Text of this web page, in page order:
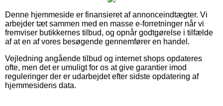
Denne hjemmeside er finansieret af annonceindtægter. Vi
arbejder tæt sammen med en masse e-forretninger når vi
fremviser butikkernes tilbud, og opnår godtgørelse i tilfælde
af at en af vores besøgende gennemfører en handel.
Vejledning angående tilbud og internet shops opdateres
ofte, men det er umuligt for os at give garantier imod
reguleringer der er udarbejdet efter sidste opdatering af
hjemmesidens data.